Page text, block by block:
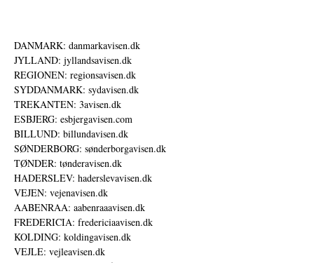
DANMARK: danmarkavisen.dk
JYLLAND: jyllandsavisen.dk
REGIONEN: regionsavisen.dk
SYDDANMARK: sydavisen.dk
TREKANTEN: 3avisen.dk
ESBJERG: esbjergavisen.com
BILLUND: billundavisen.dk
SØNDERBORG: sønderborgavisen.dk
TØNDER: tønderavisen.dk
HADERSLEV: haderslevavisen.dk
VEJEN: vejenavisen.dk
AABENRAA: aabenraaavisen.dk
FREDERICIA: fredericiaavisen.dk
KOLDING: koldingavisen.dk
VEJLE: vejleavisen.dk